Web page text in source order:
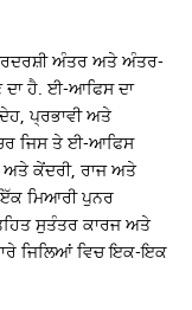
ਅੰਤਰ ਅਤੇ ਅੰਤਰ-
ਦਾ ਹੈ. ਈ-ਆਫਿਸ ਦਾ
ਪ੍ਰਭਾਵੀ ਅਤੇ
ਜਿਸ ਤੇ ਈ-ਆਫਿਸ
ਕੇਂਦਰੀ, ਰਾਜ ਅਤੇ
ਮਿਆਰੀ ਪੁਨਰ
ਸੁਤੰਤਰ ਕਾਰਜ ਅਤੇ
ਜਿਲਿਆਂ ਵਿਚ ਇਕ-ਇਕ